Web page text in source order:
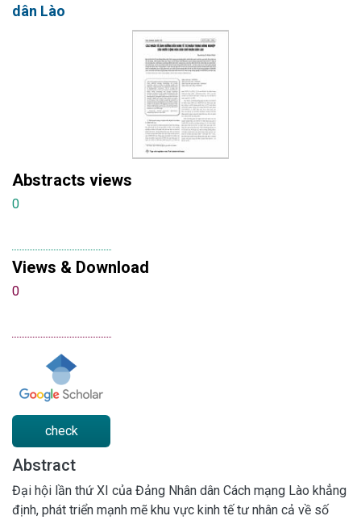
dân Lào
Abstracts views
0
Views & Download
0
check
Abstract
Đại hội lần thứ XI của Đảng Nhân dân Cách mạng Lào khẳng
định, phát triển mạnh mẽ khu vực kinh tế tư nhân cả về số